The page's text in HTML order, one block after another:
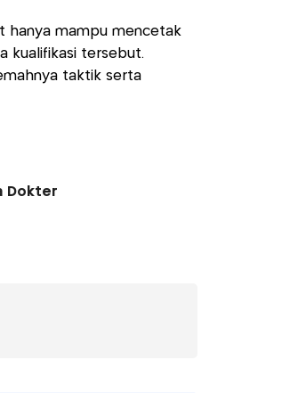
hanya mampu mencetak
kualifikasi tersebut.
taktik serta
Dokter